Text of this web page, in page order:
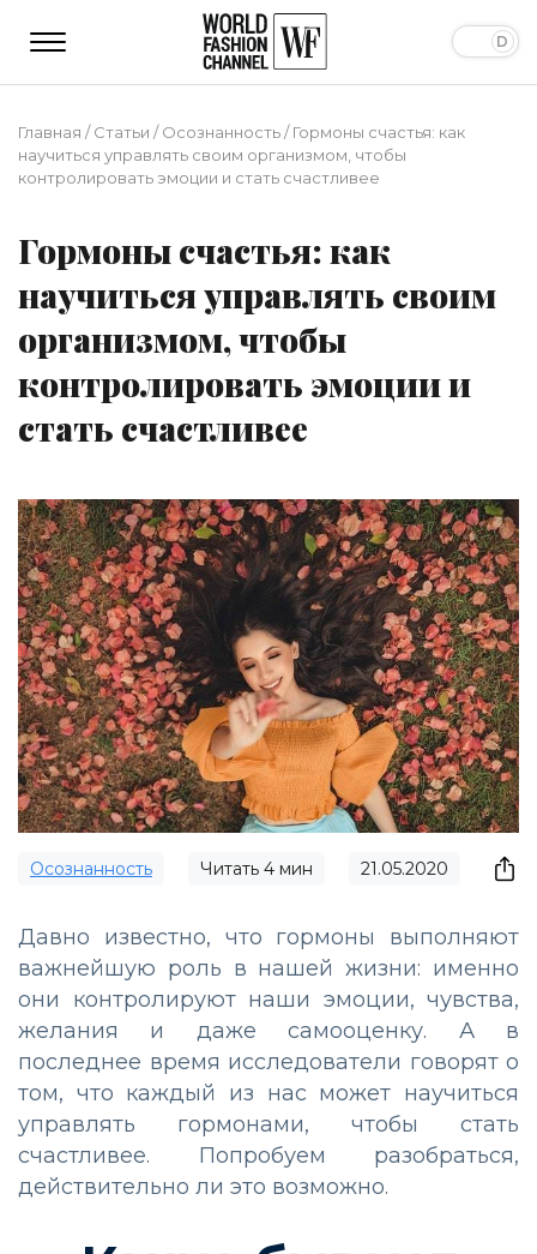
Главная /Статьи /Осознанность/Гормоны счастья: как
научиться управлять своим организмом, чтобы
контролировать эмоции и стать счастливее
Гормоны счастья: как
научиться управлять своим
организмом, чтобы
контролировать эмоции и
стать счастливее
Осознанность Читать 4 мин 21.05.2020
Давно известно, что гормоны выполняют
важнейшую роль в нашей жизни: именно
они контролируют наши эмоции, чувства,
желания и даже самооценку. А в
последнее время исследователи говорят о
том, что каждый из нас может научиться
управлять гормонами, чтобы стать
счастливее. Попробуем разобраться,
действительно ли это возможно.